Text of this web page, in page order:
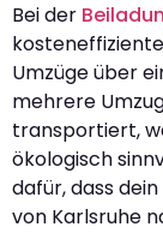
Bei der
Umzüge über
mehrere
transportiert,
ökologisch
dafür, dass
von Karlsruhe